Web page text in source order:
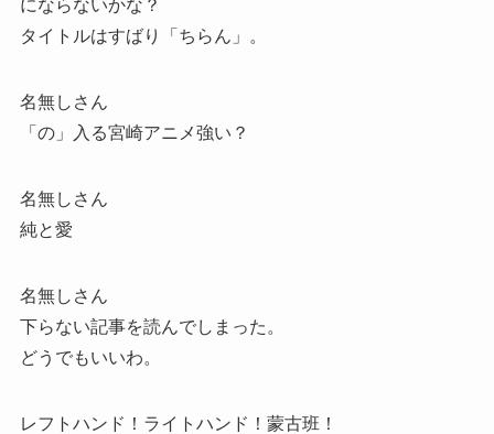
にならないかな？
タイトルはすばり「ちらん」。
名無しさん
「の」入る宮崎アニメ強い？
名無しさん
純と愛
名無しさん
下らない記事を読んでしまった。
どうでもいいわ。
レフトハンド！ライトハンド！蒙古班！